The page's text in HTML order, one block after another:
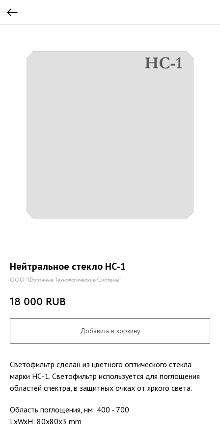
Нейтральное стекло НС-1
ООО "Фотонные Технологические Системы"
18 000 RUB
Добавить в корзину
Светофильтр сделан из цветного оптического стекла
марки НС-1. Светофильтр используется для поглощения
областей спектра, в защитных очках от яркого света.
Область поглощения, нм: 400 - 700
LxWxH: 80x80x3 mm